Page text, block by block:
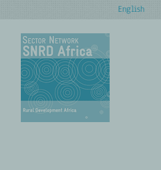
content
English